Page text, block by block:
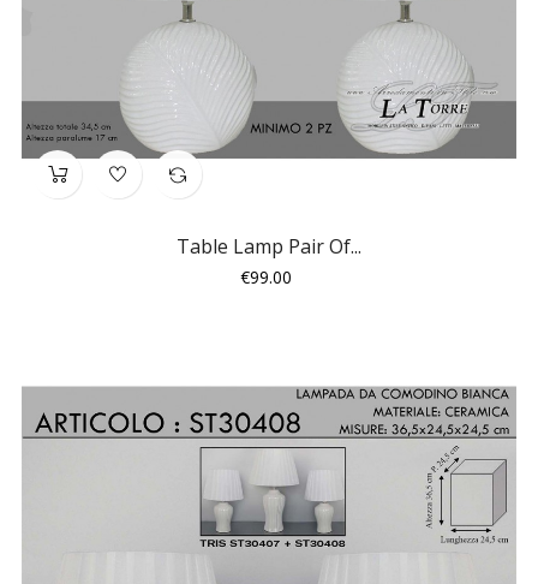
Table Lamp Pair Of...
Price
€99.00